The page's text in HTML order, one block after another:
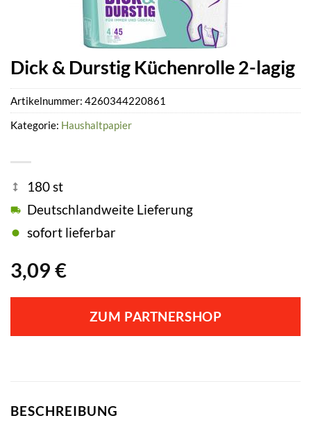
Dick & Durstig Küchenrolle 2-lagig
3,09 €
180 st
Deutschlandweite Lieferung
sofort lieferbar
ZUM PARTNERSHOP
Artikelnummer: 4260344220861
Kategorie: Haushaltpapier
BESCHREIBUNG